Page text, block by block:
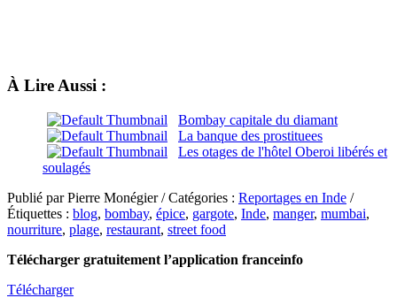
À Lire Aussi :
Bombay capitale du diamant
La banque des prostituees
Les otages de l'hôtel Oberoi libérés et
soulagés
Publié par Pierre Monégier / Catégories : Reportages en Inde /
Étiquettes : blog, bombay, épice, gargote, Inde, manger, mumbai,
nourriture, plage, restaurant, street food
Télécharger gratuitement l’application franceinfo
Télécharger